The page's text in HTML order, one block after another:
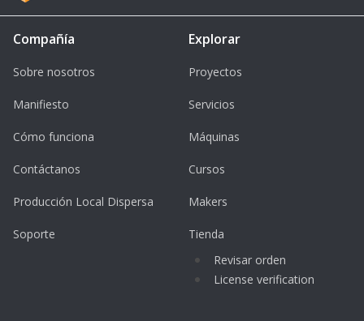
Compañía
Sobre nosotros
Manifiesto
Cómo funciona
Contáctanos
Producción Local Dispersa
Soporte
Explorar
Proyectos
Servicios
Máquinas
Cursos
Makers
Tienda
Revisar orden
License verification